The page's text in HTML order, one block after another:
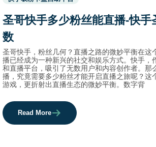
before
names.
圣哥快手多少粉丝能直播-快手
数
圣哥快手，粉丝几何？直播之路的微妙平衡在这
播已经成为一种新兴的社交和娱乐方式。快手，
和直播平台，吸引了无数用户和内容创作者。那
播，究竟需要多少粉丝才能开启直播之旅呢？这
游戏，更折射出直播生态的微妙平衡。数字背
Read More